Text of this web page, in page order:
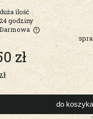
duża ilość
24 godziny
Darmowa
zł
do koszyka